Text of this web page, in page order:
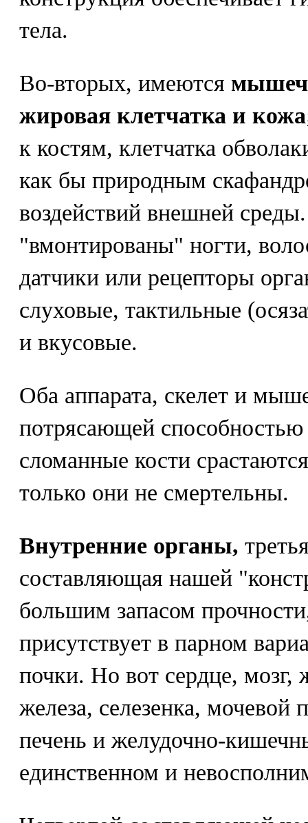
тела.
Во-вторых, имеются
жировая клетчатка и
к костям, клетчатка
как бы природным
воздействий внешней
"вмонтированы" ногти,
датчики или рецепторы
слуховые, тактильные
и вкусовые.
Оба аппарата, скелет и
потрясающей способностью
сломанные кости
только они не смертельны.
Внутренние органы,
составляющая нашей
большим запасом
присутствует в парном
почки. Но вот сердце, мозг,
железа, селезенка,
печень и желудочно-
единственном и